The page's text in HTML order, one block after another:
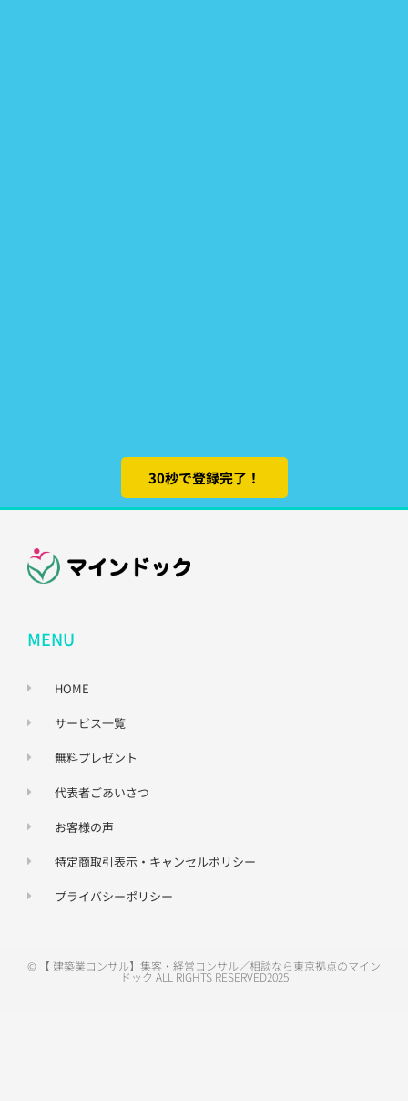
30秒で登録完了！
MENU
HOME
サービス一覧
無料プレゼント
代表者ごあいさつ
お客様の声
特定商取引表示・キャンセルポリシー
プライバシーポリシー
© 【 建築業コンサル】集客・経営コンサル／相談なら東京拠点のマイン
ドック ALL RIGHTS RESERVED2025